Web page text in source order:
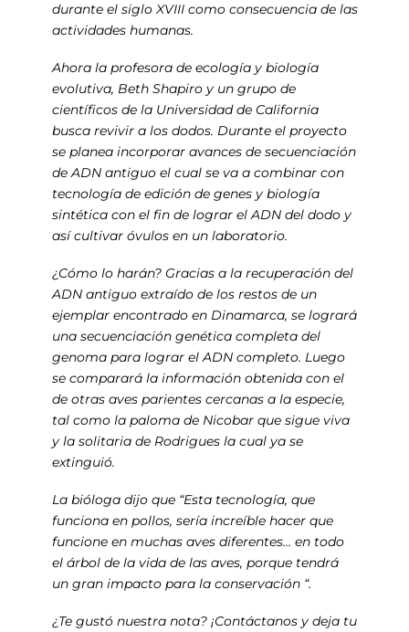
durante el siglo XVIII como consecuencia de las
actividades humanas.
Ahora la profesora de ecología y biología
evolutiva, Beth Shapiro y un grupo de
científicos de la Universidad de California
busca revivir a los dodos. Durante el proyecto
se planea incorporar avances de secuenciación
de ADN antiguo el cual se va a combinar con
tecnología de edición de genes y biología
sintética con el fin de lograr el ADN del dodo y
así cultivar óvulos en un laboratorio.
¿Cómo lo harán? Gracias a la recuperación del
ADN antiguo extraído de los restos de un
ejemplar encontrado en Dinamarca, se logrará
una secuenciación genética completa del
genoma para lograr el ADN completo. Luego
se comparará la información obtenida con el
de otras aves parientes cercanas a la especie,
tal como la paloma de Nicobar que sigue viva
y la solitaria de Rodrigues la cual ya se
extinguió.
La bióloga dijo que “Esta tecnología, que
funciona en pollos, sería increíble hacer que
funcione en muchas aves diferentes… en todo
el árbol de la vida de las aves, porque tendrá
un gran impacto para la conservación “.
¿Te gustó nuestra nota? ¡Contáctanos y deja tu